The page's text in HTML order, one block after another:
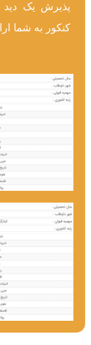
پذیرش یک دید
کنکور به شما